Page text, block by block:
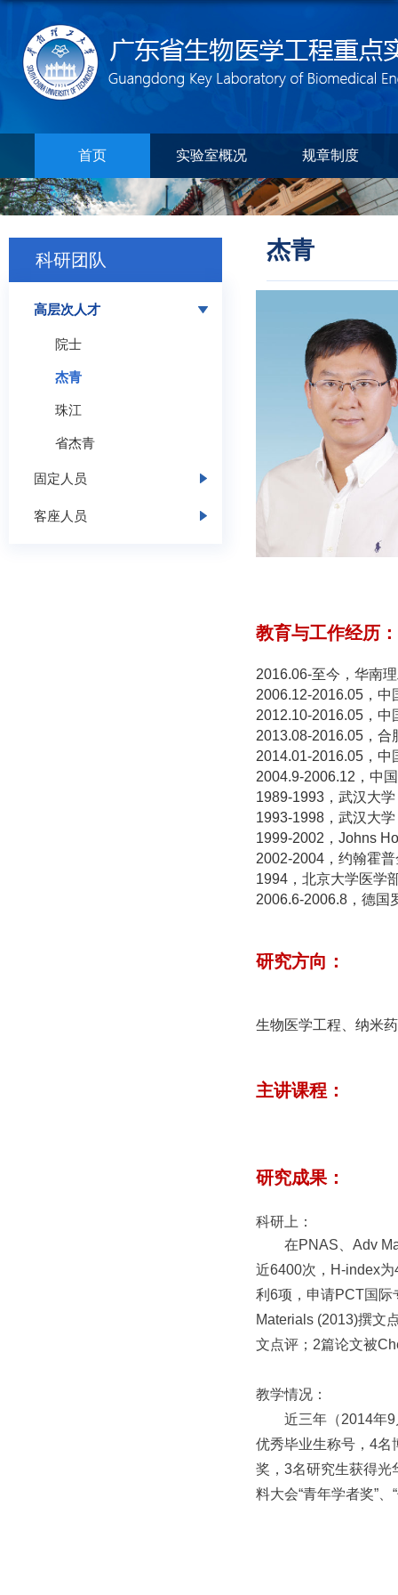
首页 实验室概况 规章制度
科研团队
高层次人才
院士
杰青
珠江
省杰青
固定人员
客座人员
杰青
教育与工作经历：
2016.06-至今，华南
2006.12-2016.05，中
2012.10-2016.05，中
2013.08-2016.05，合
2014.01-2016.05，中
2004.9-2006.12，中
1989-1993，武汉大
1993-1998，武汉大
1999-2002，Johns
2002-2004，约翰霍
1994，北京大学医学
2006.6-2006.8，德国
研究方向：
生物医学工程、纳米
主讲课程：
研究成果：
科研上：
在PNAS、Adv
近6400次，H-index
利6项，申请PCT国际
Materials (2013)撰文
文点评；2篇论文被
教学情况：
近三年（2014年
优秀毕业生称号，4名
奖，3名研究生获得光
料大会“青年学者奖”、